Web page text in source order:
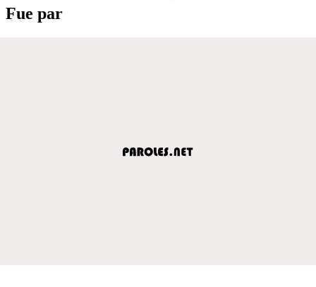
Fue par